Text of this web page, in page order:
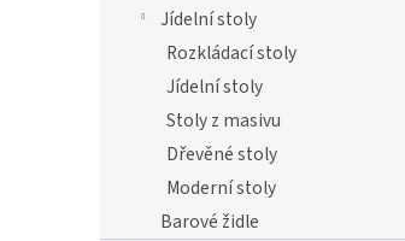
Jídelní stoly
Rozkládací stoly
Jídelní stoly
Stoly z masivu
Dřevěné stoly
Moderní stoly
Barové židle